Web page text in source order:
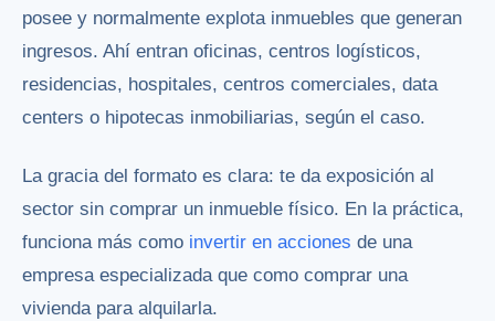
posee y normalmente explota inmuebles que generan
ingresos. Ahí entran oficinas, centros logísticos,
residencias, hospitales, centros comerciales, data
centers o hipotecas inmobiliarias, según el caso.
La gracia del formato es clara: te da exposición al
sector sin comprar un inmueble físico. En la práctica,
funciona más como invertir en acciones de una
empresa especializada que como comprar una
vivienda para alquilarla.